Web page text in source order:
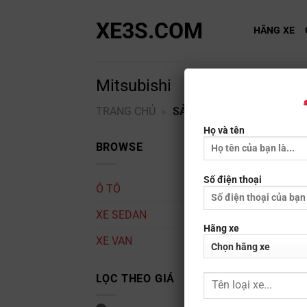
XE3S.COM HÃNG XE
Mitsubishi
TRANG CHỦ SẢN PHẨM HÃNG XE
BROWSE
Ô TÔ
XE SEDAN
XE VAN
LỌC THEO GIÁ
Họ và tên
Số điện thoại
Hãng xe